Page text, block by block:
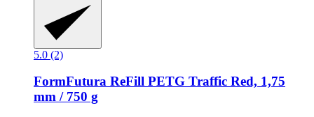
5.0 (2)
FormFutura ReFill PETG Traffic Red, 1,75
mm / 750 g